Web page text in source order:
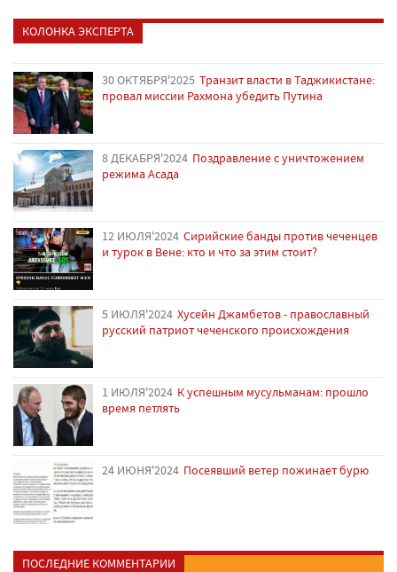
КОЛОНКА ЭКСПЕРТА
30 ОКТЯБРЯ'2025 Транзит власти в Таджикистане:
провал миссии Рахмона убедить Путина
8 ДЕКАБРЯ'2024 Поздравление с уничтожением
режима Асада
12 ИЮЛЯ'2024 Сирийские банды против чеченцев
и турок в Вене: кто и что за этим стоит?
5 ИЮЛЯ'2024 Хусейн Джамбетов - православный
русский патриот чеченского происхождения
1 ИЮЛЯ'2024 К успешным мусульманам: прошло
время петлять
24 ИЮНЯ'2024 Посеявший ветер пожинает бурю
ПОСЛЕДНИЕ КОММЕНТАРИИ